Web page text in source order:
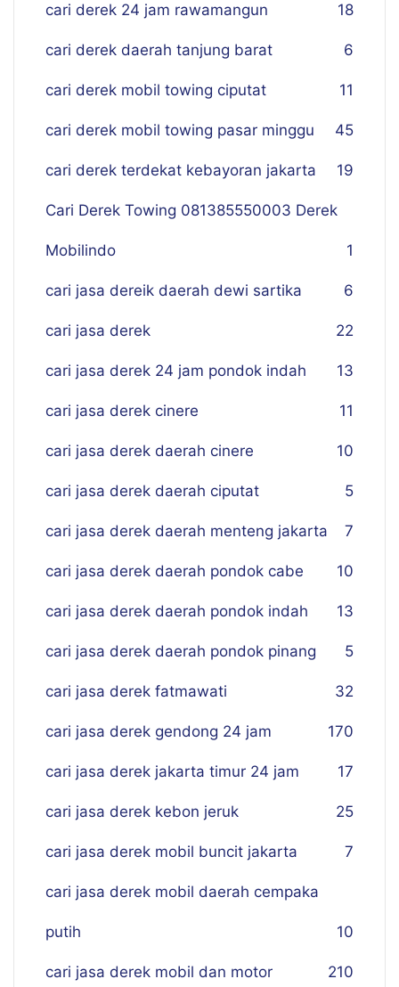
cari derek 24 jam rawamangun 18
cari derek daerah tanjung barat 6
cari derek mobil towing ciputat 11
cari derek mobil towing pasar minggu 45
cari derek terdekat kebayoran jakarta 19
Cari Derek Towing 081385550003 Derek
Mobilindo 1
cari jasa dereik daerah dewi sartika 6
cari jasa derek 22
cari jasa derek 24 jam pondok indah 13
cari jasa derek cinere 11
cari jasa derek daerah cinere 10
cari jasa derek daerah ciputat 5
cari jasa derek daerah menteng jakarta 7
cari jasa derek daerah pondok cabe 10
cari jasa derek daerah pondok indah 13
cari jasa derek daerah pondok pinang 5
cari jasa derek fatmawati 32
cari jasa derek gendong 24 jam 170
cari jasa derek jakarta timur 24 jam 17
cari jasa derek kebon jeruk 25
cari jasa derek mobil buncit jakarta 7
cari jasa derek mobil daerah cempaka
putih 10
cari jasa derek mobil dan motor 210